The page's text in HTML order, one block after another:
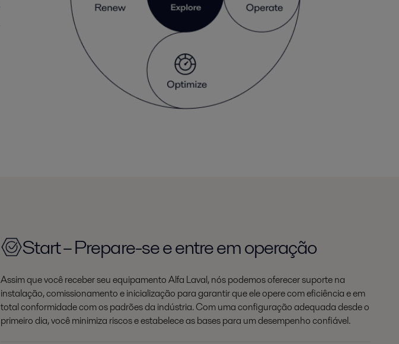
Start – Prepare-se e entre em operação
Assim que você receber seu equipamento Alfa Laval, nós podemos oferecer suporte na
instalação, comissionamento e inicialização para garantir que ele opere com eficiência e em
total conformidade com os padrões da indústria. Com uma configuração adequada desde o
primeiro dia, você minimiza riscos e estabelece as bases para um desempenho confiável.